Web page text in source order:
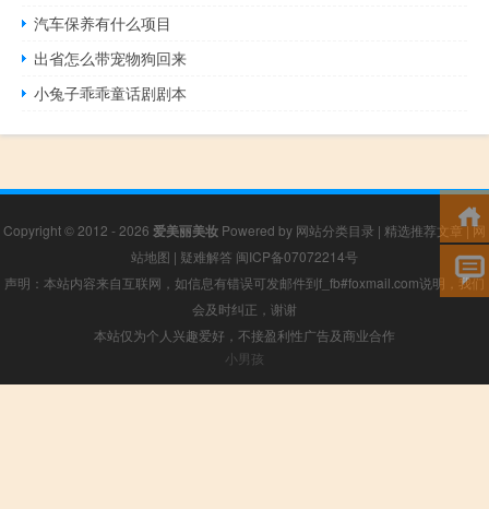
汽车保养有什么项目
出省怎么带宠物狗回来
小兔子乖乖童话剧剧本
Copyright © 2012 - 2026 爱美丽美妆 Powered by 网站分类目录 | 精选推荐文章|网
站地图 | 疑难解答 闽ICP备07072214号
声明：本站内容来自互联网，如信息有错误可发邮件到f_fb#foxmail.com说明，我们
会及时纠正，谢谢
本站仅为个人兴趣爱好，不接盈利性广告及商业合作
小男孩